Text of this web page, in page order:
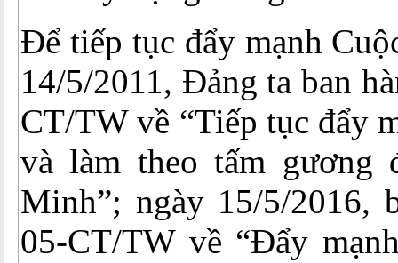
Để tiếp tục đẩy mạnh
14/5/2011, Đảng ta ban
CT/TW về “Tiếp tục đẩy
và làm theo tấm gương
Minh”; ngày 15/5/2016,
05-CT/TW về “Đẩy